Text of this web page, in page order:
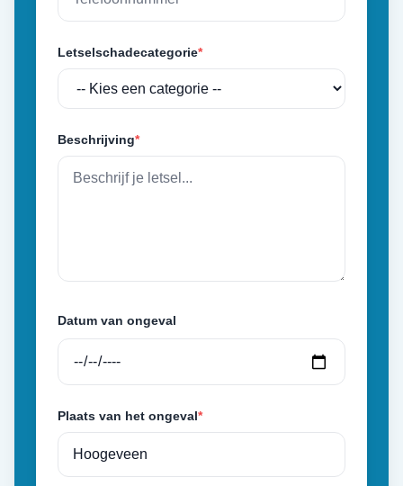
Letselschadecategorie*
Beschrijving*
Datum van ongeval
Plaats van het ongeval*